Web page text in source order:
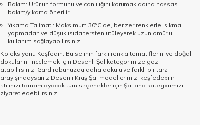
Bakım: Ürünün formunu ve canlılığını korumak adına hassas
bakım/yıkama önerilir.
Yıkama Talimatı: Maksimum 30°C’de, benzer renklerle, sıkma
yapmadan ve düşük ısıda tersten ütüleyerek uzun ömürlü
kullanım sağlayabilirsiniz.
Koleksiyonu Keşfedin: Bu serinin farklı renk alternatiflerini ve doğal
dokularını incelemek için Desenli Şal kategorimize göz
atabilirsiniz. Gardırobunuzda daha dokulu ve farklı bir tarz
arayışındaysanız Desenli Kraş Şal modellerimizi keşfedebilir,
stilinizi tamamlayacak tüm seçenekler için Şal ana kategorimizi
ziyaret edebilirsiniz.